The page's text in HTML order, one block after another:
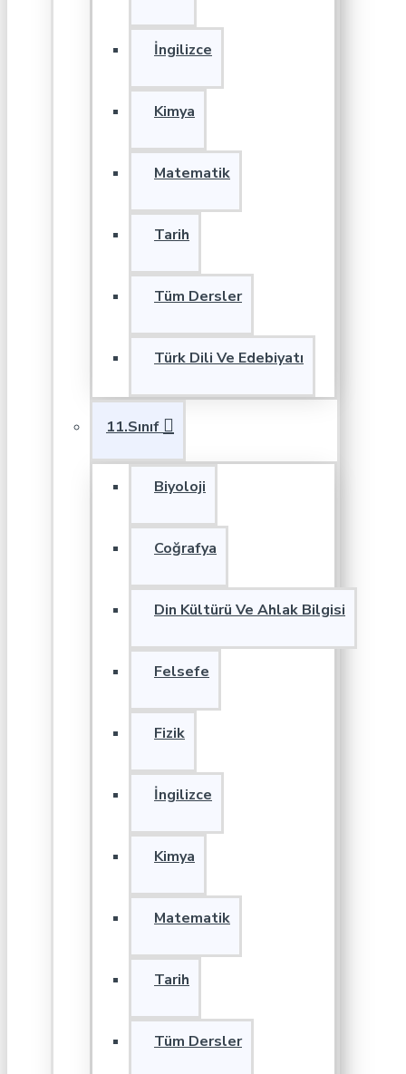
İngilizce
Kimya
Matematik
Tarih
Tüm Dersler
Türk Dili Ve Edebiyatı
11.Sınıf
Biyoloji
Coğrafya
Din Kültürü Ve Ahlak Bilgisi
Felsefe
Fizik
İngilizce
Kimya
Matematik
Tarih
Tüm Dersler